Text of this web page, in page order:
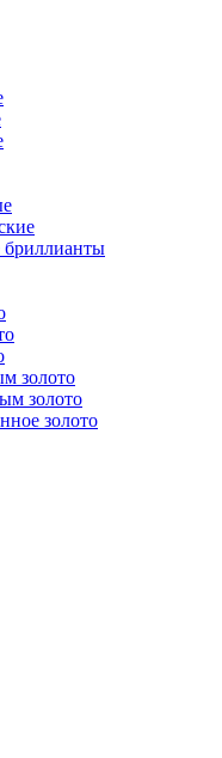
золото
золото
золото